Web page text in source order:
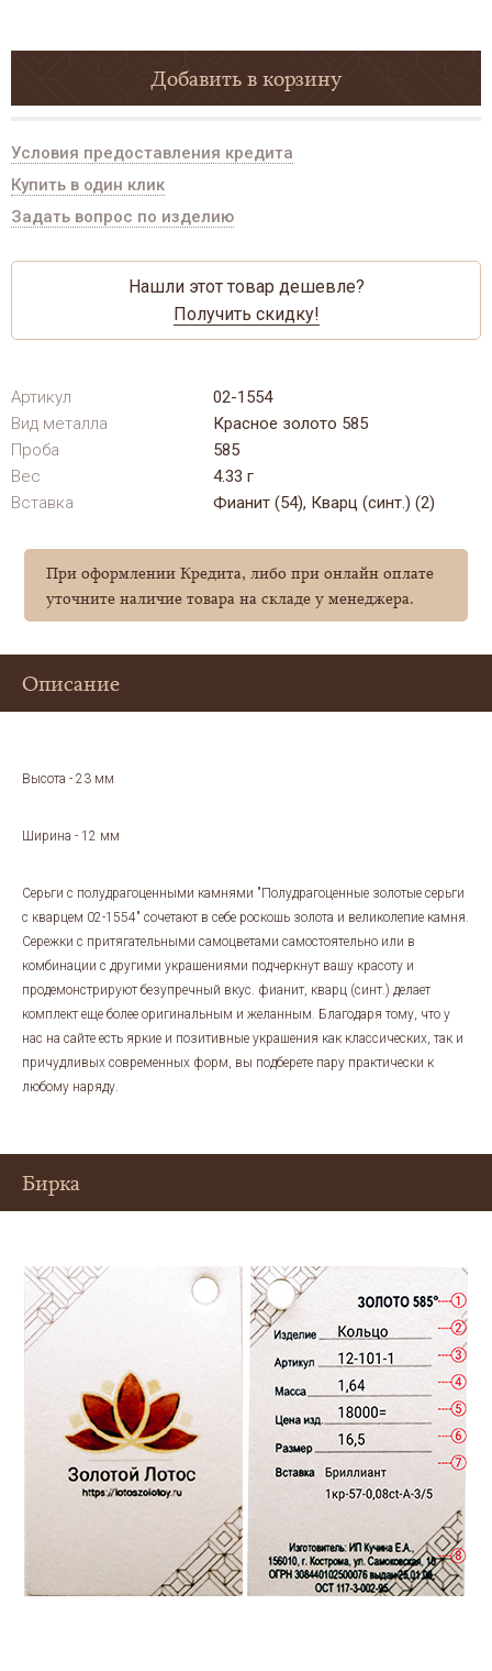
Добавить в корзину
Условия предоставления кредита
Купить в один клик
Задать вопрос по изделию
Нашли этот товар дешевле?
Получить скидку!
Артикул
02-1554
Вид металла
Красное золото 585
Проба
585
Вес
4.33 г
Вставка
Фианит (54), Кварц (синт.) (2)
При оформлении Кредита, либо при онлайн оплате
уточните наличие товара на складе у менеджера.
Описание
Высота - 23 мм
Ширина - 12 мм
Серьги с полудрагоценными камнями "Полудрагоценные золотые серьги
с кварцем 02-1554" сочетают в себе роскошь золота и великолепие камня.
Сережки с притягательными самоцветами самостоятельно или в
комбинации с другими украшениями подчеркнут вашу красоту и
продемонстрируют безупречный вкус. фианит, кварц (синт.) делает
комплект еще более оригинальным и желанным. Благодаря тому, что у
нас на сайте есть яркие и позитивные украшения как классических, так и
причудливых современных форм, вы подберете пару практически к
любому наряду.
Бирка